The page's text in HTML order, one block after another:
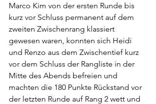
Marco Kim von der ersten Runde bis
kurz vor Schluss permanent auf dem
zweiten Zwischenrang klassiert
gewesen waren, konnten sich Heidi
und Renzo aus dem Zwischentief kurz
vor dem Schluss der Rangliste in der
Mitte des Abends befreien und
machten die 180 Punkte Rückstand vor
der letzten Runde auf Rang 2 wett und